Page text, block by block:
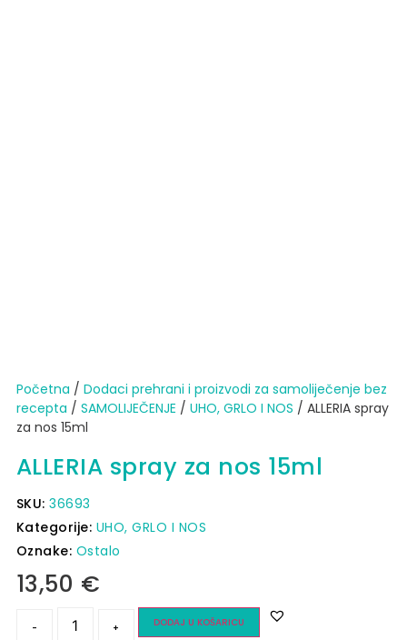
Početna / Dodaci prehrani i proizvodi za samoliječenje bez
recepta / SAMOLIJEČENJE / UHO, GRLO I NOS / ALLERIA spray
za nos 15ml
ALLERIA spray za nos 15ml
SKU:36693
Kategorije: UHO, GRLO I NOS
Oznake: Ostalo
13,50 €
- + DODAJ U KOŠARICU